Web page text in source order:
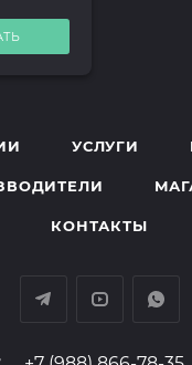
УСЛУГИ
КОНТАКТЫ